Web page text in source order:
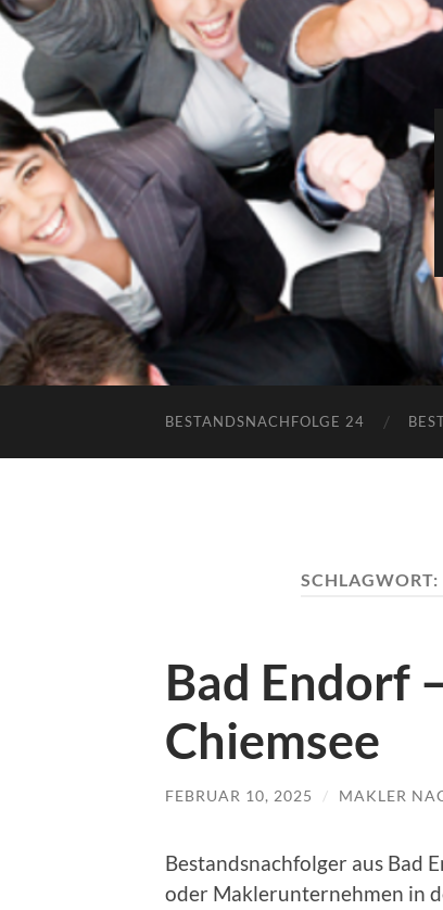
BESTANDSNACHFOLGE 24
SCHLAGWORT:
Bad Endorf
Chiemsee
FEBRUAR 10, 2025 / MAKLER
Bestandsnachfolger aus Bad
oder Maklerunternehmen in